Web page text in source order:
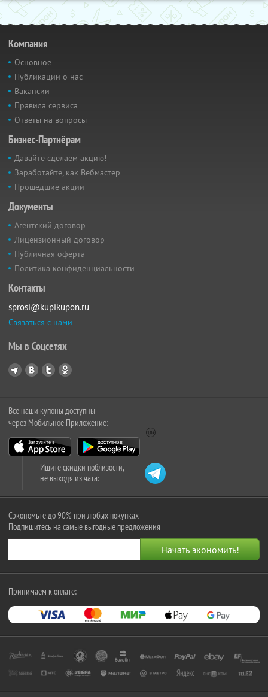
Компания
Основное
Публикации о нас
Вакансии
Правила сервиса
Ответы на вопросы
Бизнес-Партнёрам
Давайте сделаем акцию!
Заработайте, как Вебмастер
Прошедшие акции
Документы
Агентский договор
Лицензионный договор
Публичная оферта
Политика конфиденциальности
Контакты
sprosi@kupikupon.ru
Связаться с нами
Мы в Соцсетях
Все наши купоны доступны
через Мобильное Приложение:
Ищите скидки поблизости,
не выходя из чата:
Сэкономьте до 90% при любых покупках
Подпишитесь на самые выгодные предложения
Принимаем к оплате: